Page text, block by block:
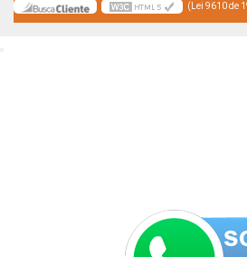
(Lei 9610 de